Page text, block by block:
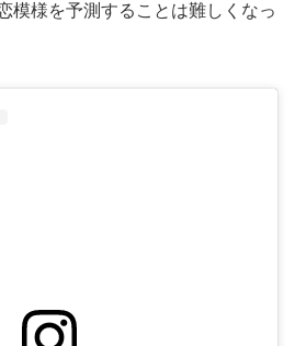
模様を予測することは難しくなっ